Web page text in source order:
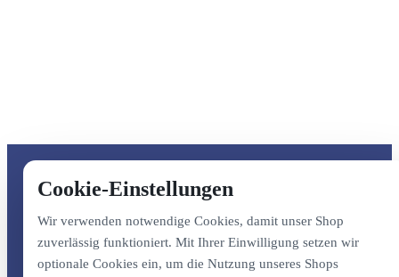
Cookie-Einstellungen
Wir verwenden notwendige Cookies, damit unser Shop
zuverlässig funktioniert. Mit Ihrer Einwilligung setzen wir
optionale Cookies ein, um die Nutzung unseres Shops